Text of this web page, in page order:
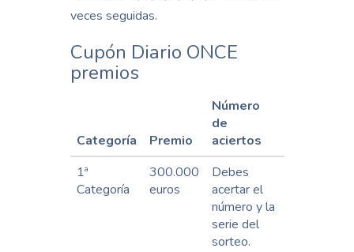
veces seguidas.
Cupón Diario ONCE
premios
Categoría Premio
Número
de
aciertos
1ª
Categoría
300.000
euros
Debes
acertar el
número y la
serie del
sorteo.